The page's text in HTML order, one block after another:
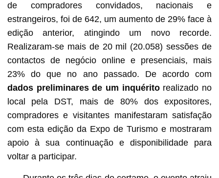
de compradores convidados, nacionais e
estrangeiros, foi de 642, um aumento de 29% face à
edição anterior, atingindo um novo recorde.
Realizaram-se mais de 20 mil (20.058) sessões de
contactos de negócio online e presenciais, mais
23% do que no ano passado. De acordo com
dados preliminares de um inquéritorealizado no
local pela DST, mais de 80% dos expositores,
compradores e visitantes manifestaram satisfação
com esta edição da Expo de Turismo e mostraram
apoio à sua continuação e disponibilidade para
voltar a participar.